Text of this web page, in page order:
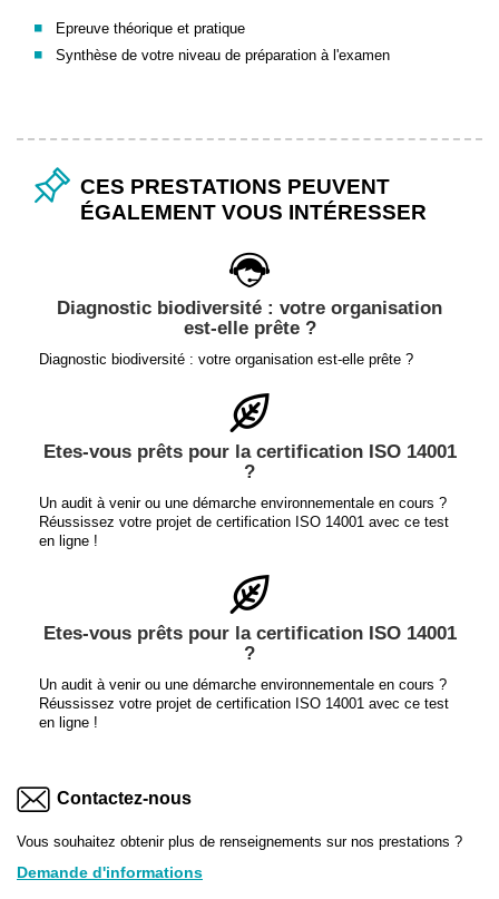
Epreuve théorique et pratique
Synthèse de votre niveau de préparation à l'examen
CES PRESTATIONS PEUVENT
ÉGALEMENT VOUS INTÉRESSER
Diagnostic biodiversité : votre organisation
est-elle prête ?
Diagnostic biodiversité : votre organisation est-elle prête ?
Etes-vous prêts pour la certification ISO 14001
?
Un audit à venir ou une démarche environnementale en cours ?
Réussissez votre projet de certification ISO 14001 avec ce test
en ligne !
Etes-vous prêts pour la certification ISO 14001
?
Un audit à venir ou une démarche environnementale en cours ?
Réussissez votre projet de certification ISO 14001 avec ce test
en ligne !
Contactez-nous
Vous souhaitez obtenir plus de renseignements sur nos prestations ?
Demande d'informations